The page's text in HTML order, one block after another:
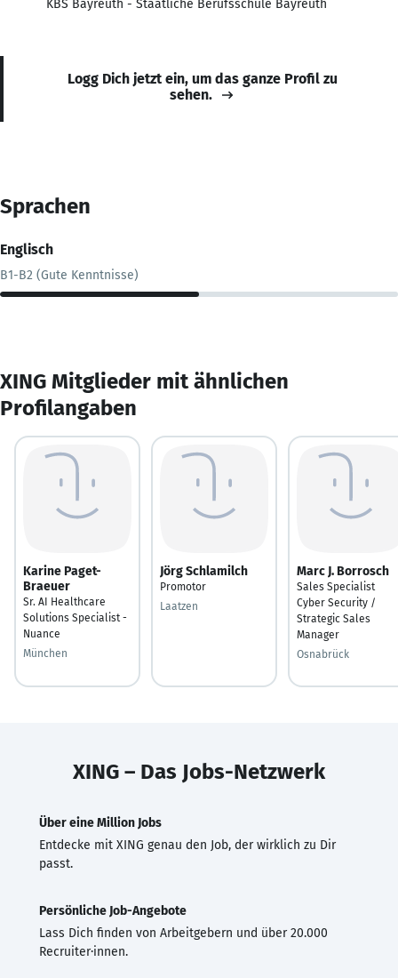
KBS Bayreuth - Staatliche Berufsschule Bayreuth
Logg Dich jetzt ein, um das ganze Profil zu
sehen.
Sprachen
Englisch
B1-B2 (Gute Kenntnisse)
XING Mitglieder mit ähnlichen
Profilangaben
Karine Paget-
Braeuer
Sr. AI Healthcare
Solutions Specialist -
Nuance
München
Jörg Schlamilch
Promotor
Laatzen
Marc J. Borrosch
Sales Specialist
Cyber Security /
Strategic Sales
Manager
Osnabrück
XING – Das Jobs-Netzwerk
Über eine Million Jobs
Entdecke mit XING genau den Job, der wirklich zu Dir
passt.
Persönliche Job-Angebote
Lass Dich finden von Arbeitgebern und über 20.000
Recruiter·innen.